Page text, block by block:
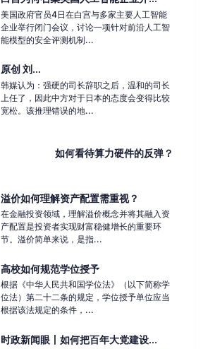
美国政府官员4日在白宫与多家主要人工智能
企业举行闭门会议，讨论一项针对前沿人工智
能模型的安全评测机制...
原创 刘...
韩媒认为：强硬的司长辞职之后，温和的司长
上任了，因此中方对于日本的态度会变得比较
宽松。该推理错误的地...
如何看待算力硬件的反弹？
溢价如何理解资产配置需重视？
在金融投资领域，理解溢价概念并将其融入资
产配置是投资者实现财富稳健增长的重要环
节。溢价简单来说，是指...
高校如何规范学位授予
根据《中华人民共和国学位法》（以下简称学
位法）第二十二条的规定，学位授予单位应当
根据该法规定的条件，...
时政新闻眼丨如何把百年大党建设...